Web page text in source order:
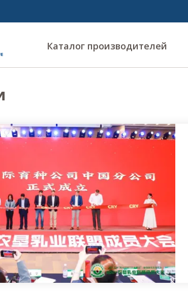
Каталог производителей